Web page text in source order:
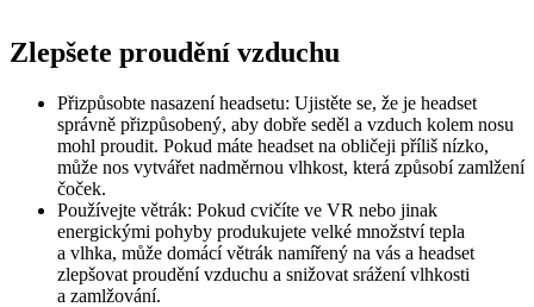
Zlepšete proudění vzduchu
Přizpůsobte nasazení headsetu: Ujistěte se, že je headset
správně přizpůsobený, aby dobře seděl a vzduch kolem nosu
mohl proudit. Pokud máte headset na obličeji příliš nízko,
může nos vytvářet nadměrnou vlhkost, která způsobí zamlžení
čoček.
Používejte větrák: Pokud cvičíte ve VR nebo jinak
energickými pohyby produkujete velké množství tepla
a vlhka, může domácí větrák namířený na vás a headset
zlepšovat proudění vzduchu a snižovat srážení vlhkosti
a zamlžování.